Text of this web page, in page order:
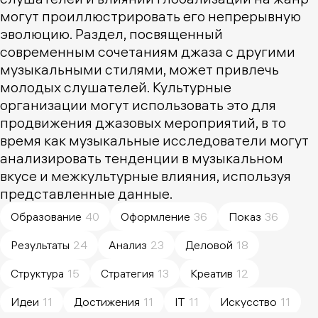
могут проиллюстрировать его непрерывную
эволюцию. Раздел, посвященный
современным сочетаниям джаза с другими
музыкальными стилями, может привлечь
молодых слушателей. Культурные
организации могут использовать это для
продвижения джазовых мероприятий, в то
время как музыкальные исследователи могут
анализировать тенденции в музыкальном
вкусе и межкультурные влияния, используя
представленные данные.
Образование 40 Оформление 36 Показ 36
Результаты 24 Анализ 23 Деловой 18
Структура 15 Стратегия 13 Креатив 12
Идеи 11 Достижения 11 IT 11 Искусство 11